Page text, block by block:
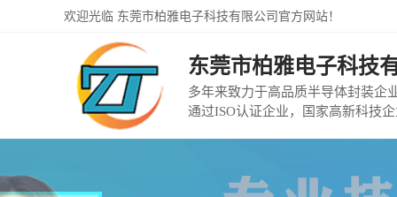
欢迎光临 东莞市柏雅电子科技有限公司官方网站！
东莞市柏雅电子科技
多年来致力于高品质半导体封装企
通过ISO认证企业，国家高新科技